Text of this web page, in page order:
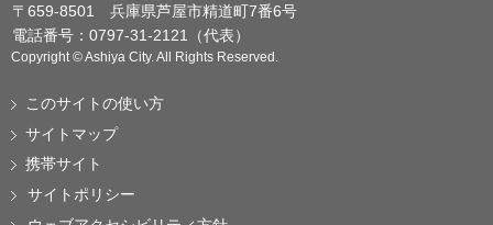
〒659-8501 兵庫県芦屋市精道町7番6号
電話番号：0797-31-2121（代表）
Copyright © Ashiya City. All Rights Reserved.
このサイトの使い方
サイトマップ
携帯サイト
サイトポリシー